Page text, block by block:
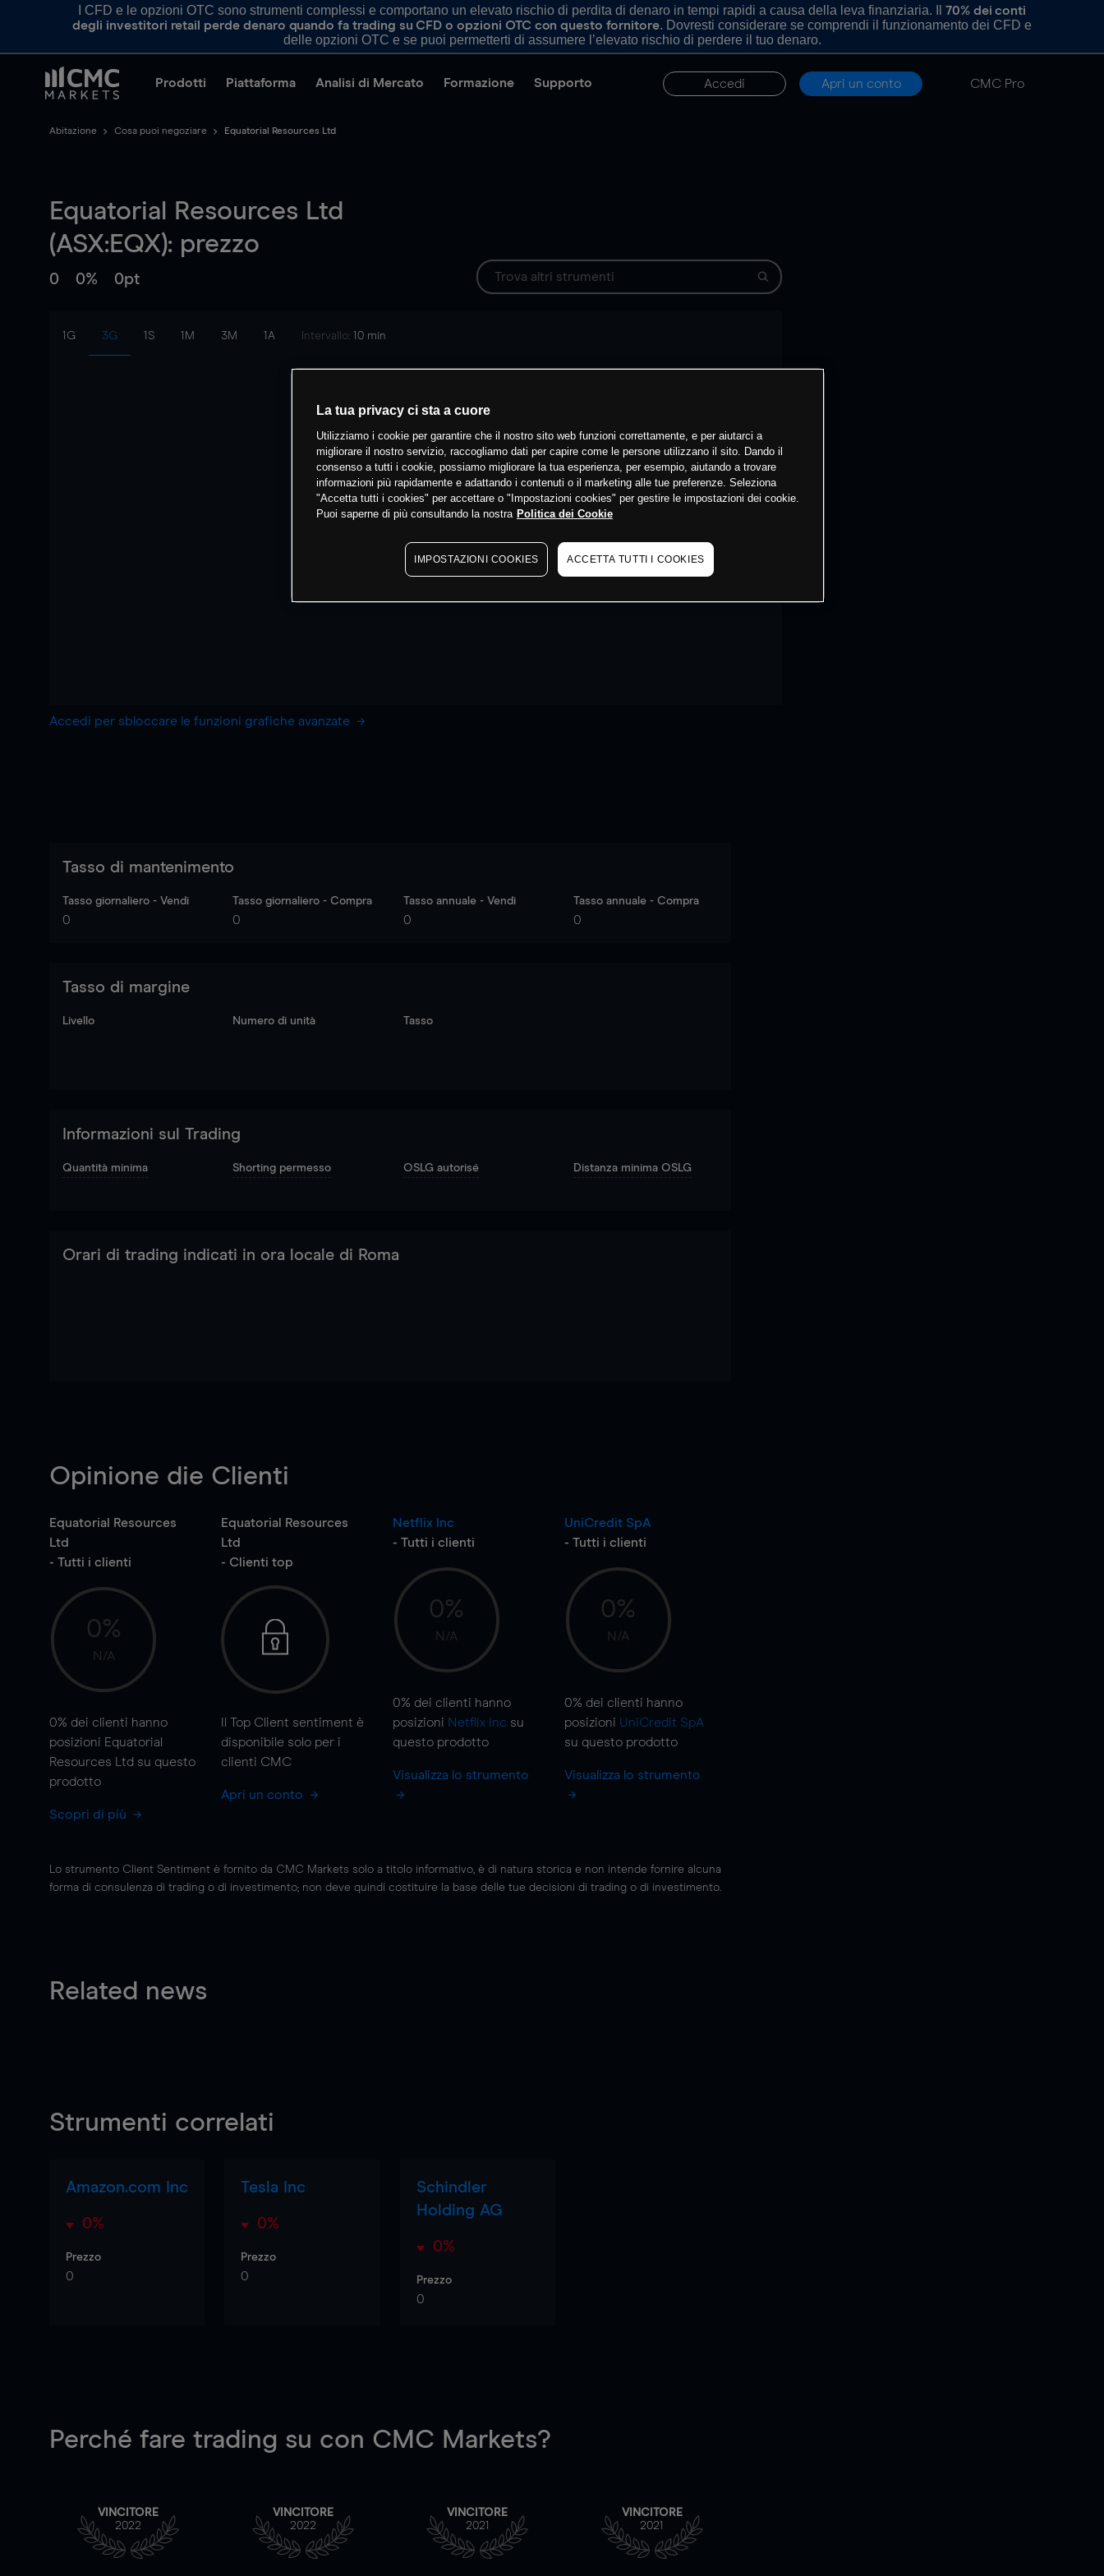
I CFD e le opzioni OTC sono strumenti complessi e comportano un elevato rischio di perdita di denaro in tempi rapidi a causa della leva finanziaria. Il 70% dei conti
degli investitori retail perde denaro quando fa trading su CFD o opzioni OTC con questo fornitore. Dovresti considerare se comprendi il funzionamento dei CFD e
delle opzioni OTC e se puoi permetterti di assumere l’elevato rischio di perdere il tuo denaro.
Prodotti Piattaforma Analisi di Mercato Formazione Supporto Accedi Apri un conto CMC Pro
Abitazione Cosa puoi negoziare Equatorial Resources Ltd
Equatorial Resources Ltd
(ASX:EQX): prezzo
0 0% 0pt
1G 3G 1S 1M 3M 1A Intervallo: 10 min
Accedi per sbloccare le funzioni grafiche avanzate
Tasso di mantenimento
Tasso giornaliero - Vendi
0
Tasso giornaliero - Compra
0
Tasso annuale - Vendi
0
Tasso annuale - Compra
0
Tasso di margine
Livello Numero di unità Tasso
Informazioni sul Trading
Quantità minima Shorting permesso OSLG autorisé Distanza minima OSLG
Orari di trading indicati in ora locale di Roma
Opinione die Clienti
Equatorial Resources
Ltd
- Tutti i clienti
0%
N/A
0% dei clienti hanno
posizioni Equatorial
Resources Ltd su questo
prodotto
Scopri di più
Equatorial Resources
Ltd
- Clienti top
Il Top Client sentiment è
disponibile solo per i
clienti CMC
Apri un conto
Netflix Inc
- Tutti i clienti
0%
N/A
0% dei clienti hanno
posizioni Netflix Inc su
questo prodotto
Visualizza lo strumento
UniCredit SpA
- Tutti i clienti
0%
N/A
0% dei clienti hanno
posizioni UniCredit SpA
su questo prodotto
Visualizza lo strumento
Lo strumento Client Sentiment è fornito da CMC Markets solo a titolo informativo, è di natura storica e non intende fornire alcuna
forma di consulenza di trading o di investimento; non deve quindi costituire la base delle tue decisioni di trading o di investimento.
Related news
Strumenti correlati
Amazon.com Inc
0%
Prezzo
0
Tesla Inc
0%
Prezzo
0
Schindler
Holding AG
0%
Prezzo
0
Perché fare trading su con CMC Markets?
VINCITORE
2022
VINCITORE
2022
VINCITORE
2021
VINCITORE
2021
La tua privacy ci sta a cuore
Utilizziamo i cookie per garantire che il nostro sito web funzioni correttamente, e per aiutarci a
migliorare il nostro servizio, raccogliamo dati per capire come le persone utilizzano il sito. Dando il
consenso a tutti i cookie, possiamo migliorare la tua esperienza, per esempio, aiutando a trovare
informazioni più rapidamente e adattando i contenuti o il marketing alle tue preferenze. Seleziona
"Accetta tutti i cookies" per accettare o "Impostazioni cookies" per gestire le impostazioni dei cookie.
Puoi saperne di più consultando la nostra Politica dei Cookie
IMPOSTAZIONI COOKIES ACCETTA TUTTI I COOKIES